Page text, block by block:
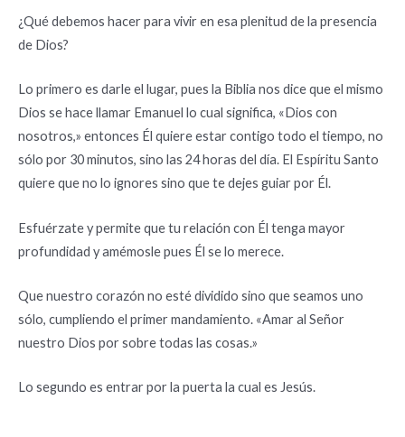
¿Qué debemos hacer para vivir en esa plenitud de la presencia
de Dios?
Lo primero es darle el lugar, pues la Biblia nos dice que el mismo
Dios se hace llamar Emanuel lo cual significa, «Dios con
nosotros,» entonces Él quiere estar contigo todo el tiempo, no
sólo por 30 minutos, sino las 24 horas del día. El Espíritu Santo
quiere que no lo ignores sino que te dejes guiar por Él.
Esfuérzate y permite que tu relación con Él tenga mayor
profundidad y amémosle pues Él se lo merece.
Que nuestro corazón no esté dividido sino que seamos uno
sólo, cumpliendo el primer mandamiento. «Amar al Señor
nuestro Dios por sobre todas las cosas.»
Lo segundo es entrar por la puerta la cual es Jesús.